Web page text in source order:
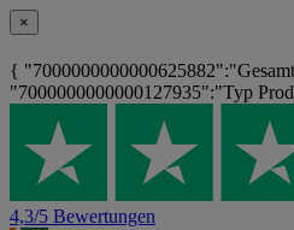
×
{
"7000000000000127935":"Typ
4,3/5 Bewertungen